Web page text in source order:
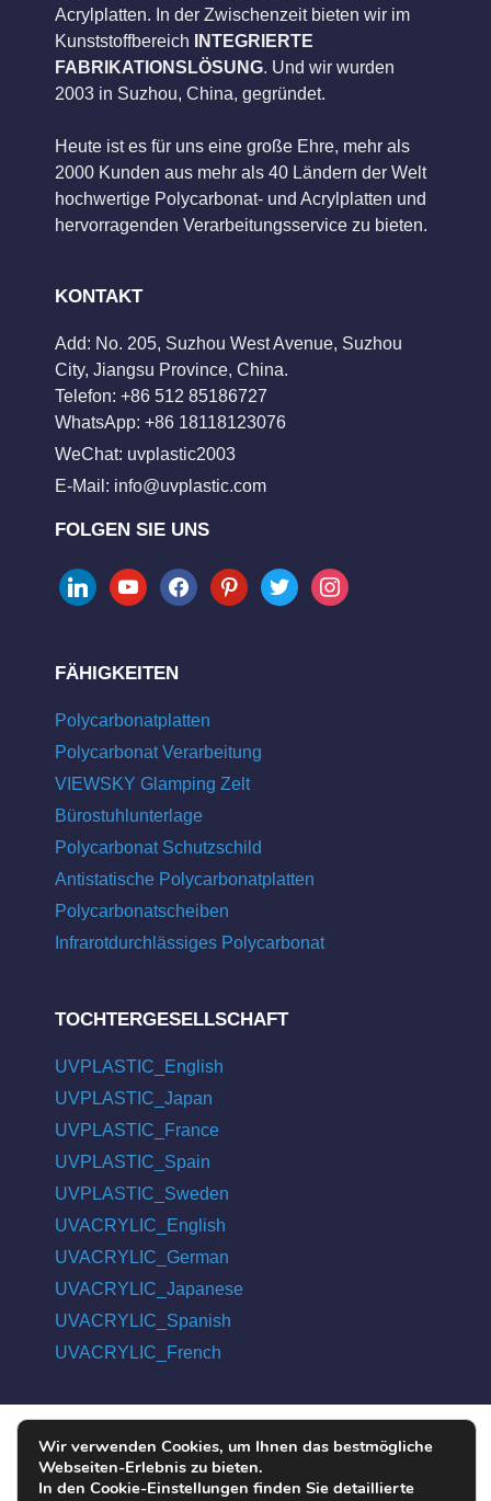
Acrylplatten. In der Zwischenzeit bieten wir im
Kunststoffbereich
INTEGRIERTE
FABRIKATIONSLÖSUNG. Und wir wurden
2003 in Suzhou, China, gegründet.
Heute ist es für uns eine große Ehre, mehr als
2000 Kunden aus mehr als 40 Ländern der Welt
hochwertige Polycarbonat- und Acrylplatten und
hervorragenden Verarbeitungsservice zu bieten.
KONTAKT
Add: No. 205, Suzhou West Avenue, Suzhou
City, Jiangsu Province, China.
Telefon: +86 512 85186727
WhatsApp: +86 18118123076
WeChat: uvplastic2003
E-Mail: info@uvplastic.com
FOLGEN SIE UNS
linkedinyoutubefacebookpinteresttwitter instagram
FÄHIGKEITEN
Polycarbonatplatten
Polycarbonat Verarbeitung
VIEWSKY Glamping Zelt
Bürostuhlunterlage
Polycarbonat Schutzschild
Antistatische Polycarbonatplatten
Polycarbonatscheiben
Infrarotdurchlässiges Polycarbonat
TOCHTERGESELLSCHAFT
UVPLASTIC_English
UVPLASTIC_Japan
UVPLASTIC_France
UVPLASTIC_Spain
UVPLASTIC_Sweden
UVACRYLIC_English
UVACRYLIC_German
UVACRYLIC_Japanese
UVACRYLIC_Spanish
UVACRYLIC_French
COPYRIGHT © 2004 - 2026 UVPLASTIC MATERIAL TECHNOLOGY
CO., LTD. ALL RIGHTS RESERVED
Wir verwenden Cookies, um Ihnen das bestmögliche
Webseiten-Erlebnis zu bieten.
In den Cookie-Einstellungen finden Sie detaillierte